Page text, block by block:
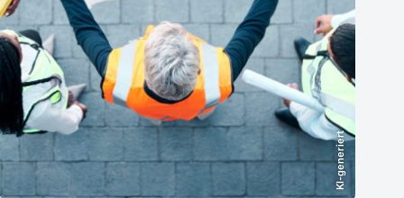
KI-generiert